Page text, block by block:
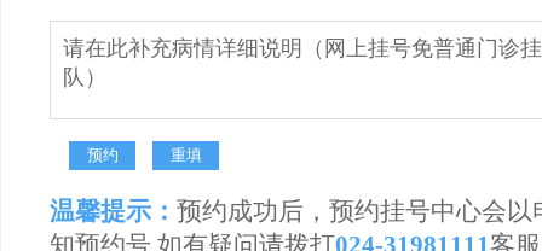
温馨提示： 预约成功后，预约挂号中心会
知预约号,如有疑问请拨打024-31981111 客